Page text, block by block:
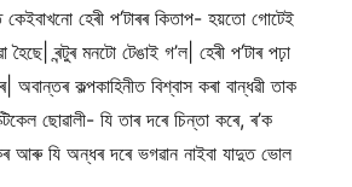
হেৰী প’টাৰৰ কিতাপ- হয়তো গোটেই
ৰন্টুৰ মনটো টেঙাই গ’ল| হেৰী প’টাৰ পঢ়া
অবান্তৰ কল্পকাহিনীত বিশ্বাস কৰা বান্ধৱী তাক
ছোৱালী- যি তাৰ দৰে চিন্তা কৰে, ৰ’ক
আৰু যি অন্ধৰ দৰে ভগৱান নাইবা যাদুত ভোল